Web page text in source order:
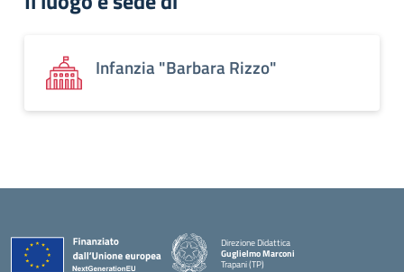
Infanzia "Barbara Rizzo"
Direzione Didattica
Guglielmo Marconi
Trapani (TP)